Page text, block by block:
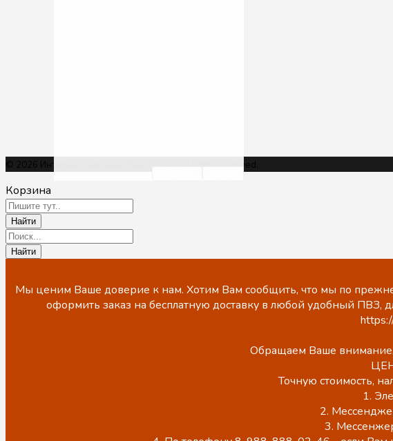
© 2026 Интернет-магазин "SeedWay". All rights reserved.
Корзина
Мы ценим Ваше доверие к нам. Хотим Вам сообщить, что мы по
оформить заказ на бесплатную доставку в любой удобный ПВЗ,
Обращаем Ваше внимание,
Точную стоимость,
1.
2.
3.